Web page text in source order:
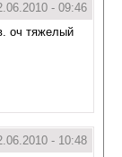
- 09:46
оч тяжелый
- 10:48